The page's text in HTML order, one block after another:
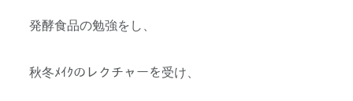
発酵食品の勉強をし、
秋冬ﾒｲｸのレクチャーを受け、